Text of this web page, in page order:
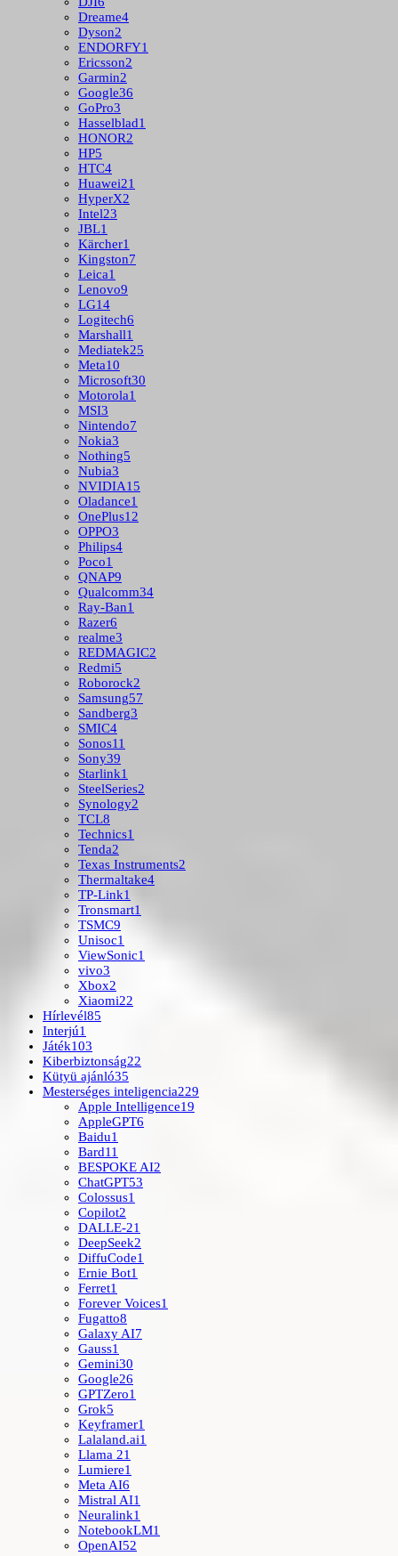
Dreame4
Dyson2
ENDORFY1
Ericsson2
Garmin2
Google36
GoPro3
Hasselblad1
HONOR2
HP5
HTC4
Huawei21
HyperX2
Intel23
JBL1
Kärcher1
Kingston7
Leica1
Lenovo9
LG14
Logitech6
Marshall1
Mediatek25
Meta10
Microsoft30
Motorola1
MSI3
Nintendo7
Nokia3
Nothing5
Nubia3
NVIDIA15
Oladance1
OnePlus12
OPPO3
Philips4
Poco1
QNAP9
Qualcomm34
Ray-Ban1
Razer6
realme3
REDMAGIC2
Redmi5
Roborock2
Samsung57
Sandberg3
SMIC4
Sonos11
Sony39
Starlink1
SteelSeries2
Synology2
TCL8
Technics1
Tenda2
Texas Instruments2
Thermaltake4
TP-Link1
Tronsmart1
TSMC9
Unisoc1
ViewSonic1
vivo3
Xbox2
Xiaomi22
Hírlevél85
Interjú1
Játék103
Kiberbiztonság22
Kütyü ajánló35
Mesterséges inteligencia229
Apple Intelligence19
AppleGPT6
Baidu1
Bard11
BESPOKE AI2
ChatGPT53
Colossus1
Copilot2
DALLE-21
DeepSeek2
DiffuCode1
Ernie Bot1
Ferret1
Forever Voices1
Fugatto8
Galaxy AI7
Gauss1
Gemini30
Google26
GPTZero1
Grok5
Keyframer1
Lalaland.ai1
Llama 21
Lumiere1
Meta AI6
Mistral AI1
Neuralink1
NotebookLM1
OpenAI52